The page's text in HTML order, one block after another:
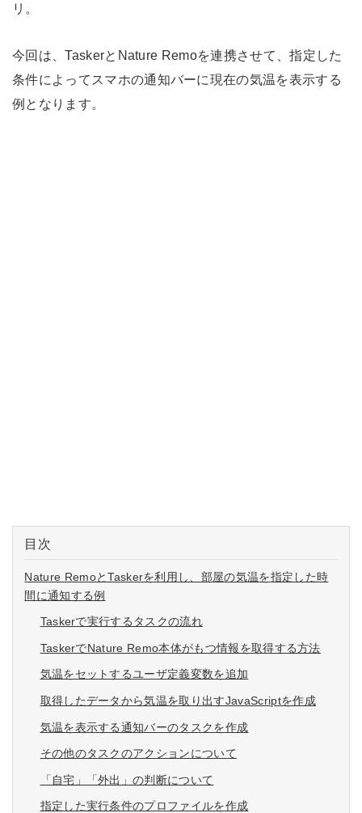
リ。
今回は、TaskerとNature Remoを連携させて、指定した
条件によってスマホの通知バーに現在の気温を表示する
例となります。
目次
Nature RemoとTaskerを利用し、部屋の気温を指定した時
間に通知する例
Taskerで実行するタスクの流れ
TaskerでNature Remo本体がもつ情報を取得する方法
気温をセットするユーザ定義変数を追加
取得したデータから気温を取り出すJavaScriptを作成
気温を表示する通知バーのタスクを作成
その他のタスクのアクションについて
「自宅」「外出」の判断について
指定した実行条件のプロファイルを作成